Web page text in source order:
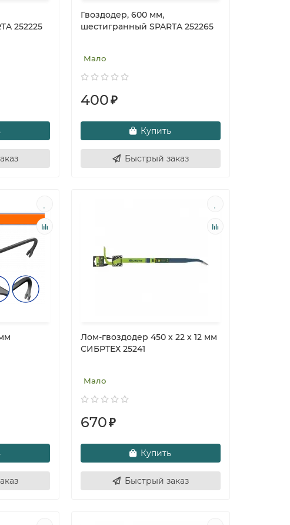
252225
Гвоздодер, 600 мм,
шестигранный SPARTA 252265
Мало
400₽
Купить
Быстрый заказ
Лом-гвоздодер 450 х 22 х 12 мм
СИБРТЕХ 25241
Мало
670₽
Купить
Быстрый заказ